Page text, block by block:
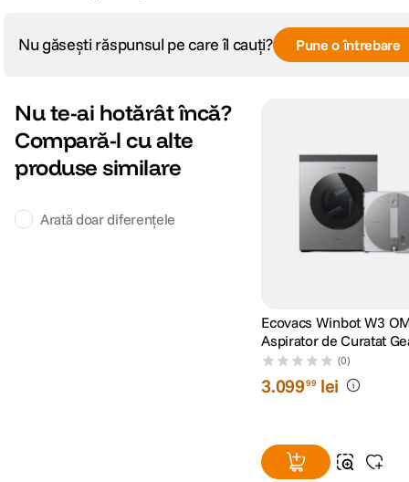
Nu găsești răspunsul pe care îl cauți? Pune o întrebare
Nu te-ai hotărât încă?
Compară-l cu alte
produse similare
Arată doar diferențele
Ecovacs Winbot W3
Aspirator de Curatat
Statie Multifunctionala
Wash
(0)
3.09999 lei